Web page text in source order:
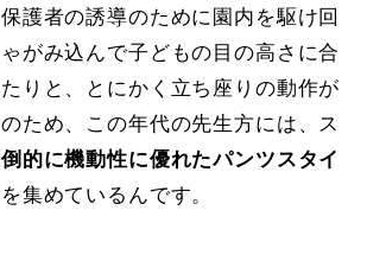
護者の誘導のために園内を駆け回
がみ込んで子どもの目の高さに合
りと、とにかく立ち座りの動作が
ため、この年代の先生方には、ス
的に機動性に優れたパンツスタイ
集めているんです。